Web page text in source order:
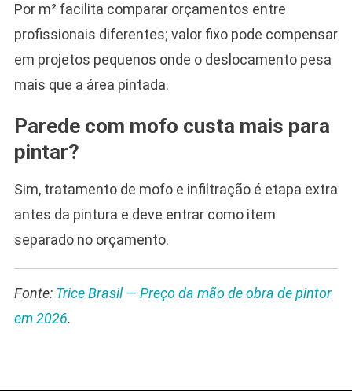
Por m² facilita comparar orçamentos entre
profissionais diferentes; valor fixo pode compensar
em projetos pequenos onde o deslocamento pesa
mais que a área pintada.
Parede com mofo custa mais para
pintar?
Sim, tratamento de mofo e infiltração é etapa extra
antes da pintura e deve entrar como item
separado no orçamento.
Fonte: Trice Brasil — Preço da mão de obra de pintor
em 2026.